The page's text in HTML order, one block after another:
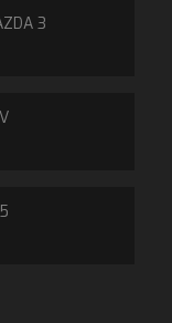
bản.
đặt mà không
Thông số kỹ
hiện đại nhất
người dùng:
quyền của
core 64 bit
3